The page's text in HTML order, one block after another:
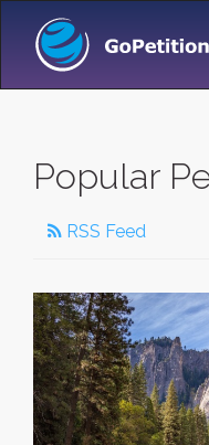
Popular
RSS Feed